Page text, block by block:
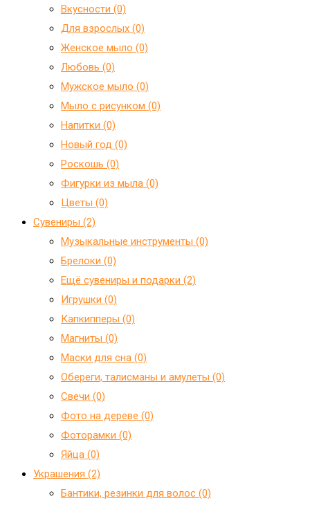
Вкусности (0)
Для взрослых (0)
Женское мыло (0)
Любовь (0)
Мужское мыло (0)
Мыло с рисунком (0)
Напитки (0)
Новый год (0)
Роскошь (0)
Фигурки из мыла (0)
Цветы (0)
Сувениры (2)
Mузыкальные инструменты (0)
Брелоки (0)
Ещё сувениры и подарки (2)
Игрушки (0)
Капкипперы (0)
Магниты (0)
Маски для сна (0)
Обереги, талисманы и амулеты (0)
Свечи (0)
Фото на дереве (0)
Фоторамки (0)
Яйца (0)
Украшения (2)
Бантики, резинки для волос (0)